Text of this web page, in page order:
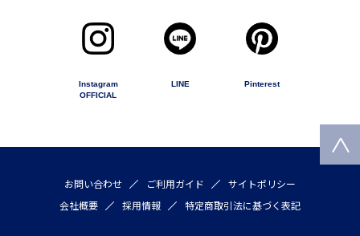
Instagram
OFFICIAL
LINE Pinterest
お問い合わせ ご利用ガイド
サイトポリシー
会社概要
採用情報 特定商取引法に基づく表記